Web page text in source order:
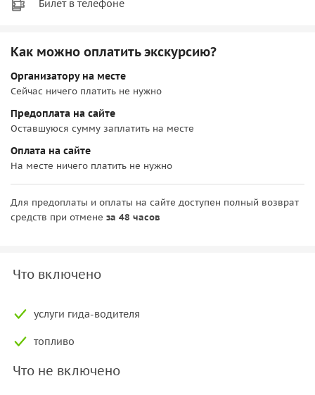
Билет в телефоне
Как можно оплатить экскурсию?
Организатору на месте
Сейчас ничего платить не нужно
Предоплата на сайте
Оставшуюся сумму заплатить на месте
Оплата на сайте
На месте ничего платить не нужно
Для предоплаты и оплаты на сайте доступен полный возврат
средств при отмене за 48 часов
Что включено
услуги гида-водителя
топливо
Что не включено